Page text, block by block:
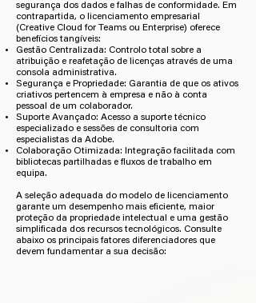
segurança dos dados e falhas de conformidade. Em
contrapartida, o licenciamento empresarial
(Creative Cloud for Teams ou Enterprise) oferece
benefícios tangíveis:
Gestão Centralizada: Controlo total sobre a
atribuição e reafetação de licenças através de uma
consola administrativa.
Segurança e Propriedade: Garantia de que os ativos
criativos pertencem à empresa e não à conta
pessoal de um colaborador.
Suporte Avançado: Acesso a suporte técnico
especializado e sessões de consultoria com
especialistas da Adobe.
Colaboração Otimizada: Integração facilitada com
bibliotecas partilhadas e fluxos de trabalho em
equipa.
A seleção adequada do modelo de licenciamento
garante um desempenho mais eficiente, maior
proteção da propriedade intelectual e uma gestão
simplificada dos recursos tecnológicos. Consulte
abaixo os principais fatores diferenciadores que
devem fundamentar a sua decisão: